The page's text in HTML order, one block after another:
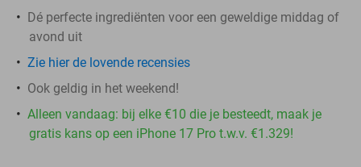
Dé perfecte ingrediënten voor een geweldige middag of
avond uit
Zie hier de lovende recensies
Ook geldig in het weekend!
Alleen vandaag: bij elke €10 die je besteedt, maak je
gratis kans op een iPhone 17 Pro t.w.v. €1.329!